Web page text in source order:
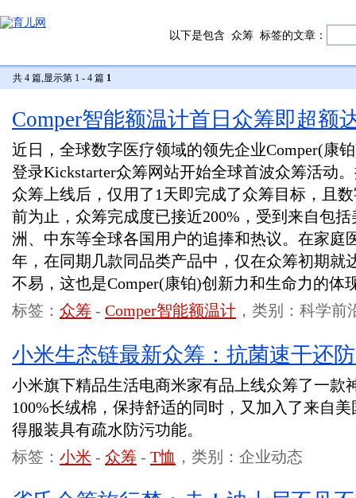
以下是包含 众筹 标签的文章：
共 4 篇,显示第 1 - 4 篇 1
Comper智能额温计首日众筹即超额
近日，全球数字医疗领域的领先企业Comper(康
登录Kickstarter众筹网站开始全球首波众筹活动
众筹上线后，仅用了1天即完成了众筹目标，且
前为止，众筹完成度已接近200%，受到来自包
洲、中东等全球各国用户的追捧和热议。在家庭
年，在同期几款同品类产品中，仅在众筹初期就
不易，这也是Comper(康铂)创新力和生命力的体
标签： 众筹 - Comper智能额温计 ，类别：科学前
小米生态链最新众筹：抗菌速干还
小米旗下精品生活电商米家有品上线众筹了一款
100%长绒棉，保持舒适的同时，又加入了来自
得服装具有疏水防污功能。
标签： 小米 - 众筹 - T恤 ，类别：企业动态